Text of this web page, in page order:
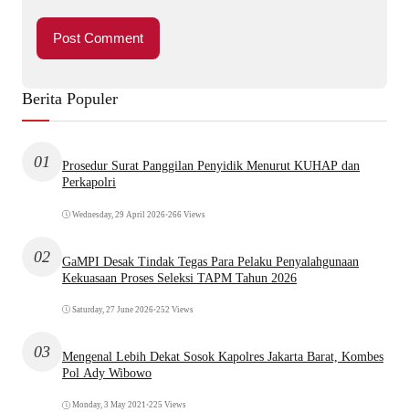
Berita Populer
01
Prosedur Surat Panggilan Penyidik Menurut KUHAP dan
Perkapolri
Wednesday, 29 April 2026•266 Views
02
GaMPI Desak Tindak Tegas Para Pelaku Penyalahgunaan
Kekuasaan Proses Seleksi TAPM Tahun 2026
Saturday, 27 June 2026•252 Views
03
Mengenal Lebih Dekat Sosok Kapolres Jakarta Barat, Kombes
Pol Ady Wibowo
Monday, 3 May 2021 •225 Views